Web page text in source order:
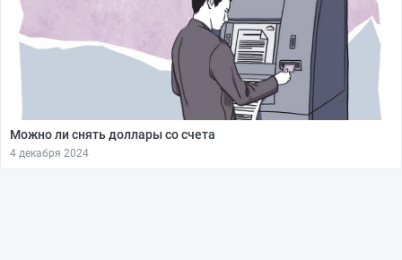
Можно ли снять доллары со счета
4 декабря 2024